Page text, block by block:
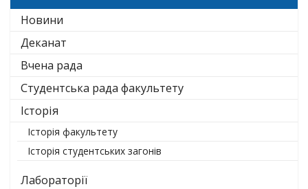
Новини
Деканат
Вчена рада
Студентська рада факультету
Історія
Історія факультету
Історія студентських загонів
Лабораторії